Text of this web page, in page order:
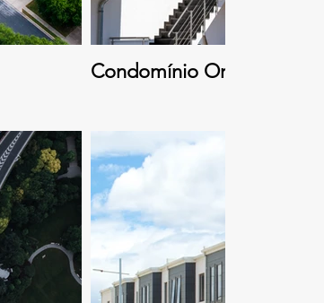
Condomínio Orquídea